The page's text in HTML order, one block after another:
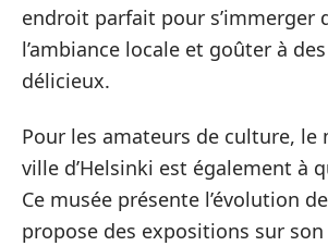
endroit parfait pour s’immerger
l’ambiance locale et goûter à
délicieux.
Pour les amateurs de culture, le
ville d’Helsinki est également à
Ce musée présente l’évolution
propose des expositions sur